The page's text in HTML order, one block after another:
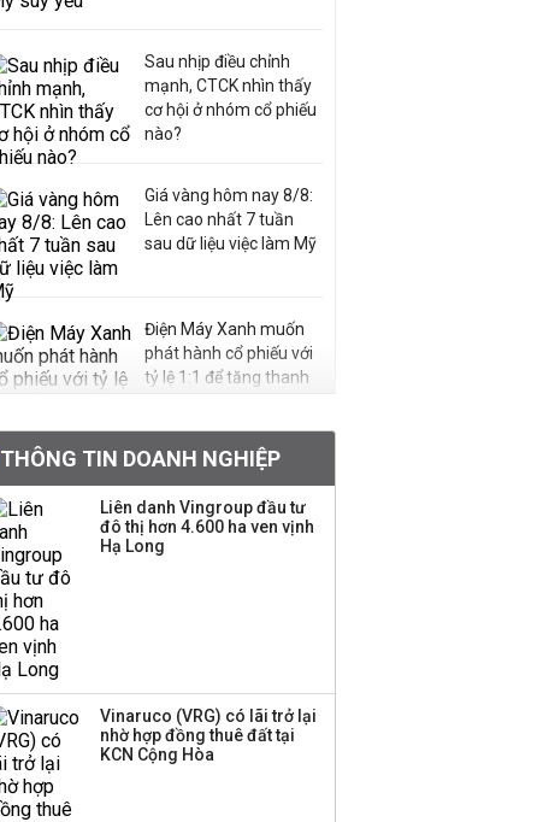
Sau nhịp điều chỉnh
mạnh, CTCK nhìn thấy
cơ hội ở nhóm cổ phiếu
nào?
Giá vàng hôm nay 8/8:
Lên cao nhất 7 tuần
sau dữ liệu việc làm Mỹ
Điện Máy Xanh muốn
phát hành cổ phiếu với
tỷ lệ 1:1 để tăng thanh
Quy hoạch 4 khu lấn
biển ở Phú Quốc
hàng
Dự án Sheraton Phú
THÔNG TIN DOANH NGHIỆP
Liên danh Vingroup đầu tư
đô thị hơn 4.600 ha ven vịnh
Hạ Long
Vinaruco (VRG) có lãi trở lại
nhờ hợp đồng thuê đất tại
KCN Cộng Hòa